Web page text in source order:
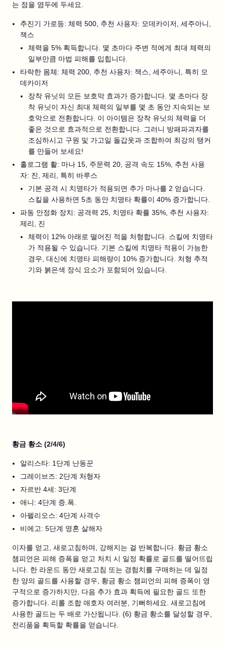
는 점을 염두에 두세요.
추진기 가로등: 체력 500, 추천 사용자: 모데카이저, 세주아니,
잭스
체력을 5% 획득합니다. 몇 초마다 주변 적에게 최대 체력의
일부만큼 마법 피해를 입힙니다.
타락한 몸체: 체력 200, 추천 사용자: 잭스, 세주아니, 특히 모
데카이저
장착 유닛의 모든 보호막 효과가 증가합니다. 몇 초마다 장
착 유닛이 자신 최대 체력의 일부를 몇 초 동안 지속되는 보
호막으로 전환합니다. 이 아이템은 장착 유닛의 체력을 더
좋은 것으로 효과적으로 전환합니다. 그러니 방패파괴자를
조심하시고 구원 및 가고일 돌갑옷과 조합하여 최강의 탱커
를 만들어 보세요!
홀로그램 활: 마나 15, 주문력 20, 공격 속도 15%, 추천 사용
자: 진, 제리, 특히 바루스
기본 공격 시 치명타가 적용되면 추가 마나를 2 얻습니다.
스킬을 사용하면 5초 동안 치명타 확률이 40% 증가합니다.
파동 안정화 장치: 공격력 25, 치명타 확률 35%, 추천 사용자:
제리, 진
체력이 12% 아래로 떨어진 적을 처형합니다. 스킬에 치명타
가 적용될 수 있습니다. 기본 스킬에 치명타 적용이 가능한
경우, 대신에 치명타 피해량이 10% 증가합니다. 처형 추적
기와 붉은색 장식 요소가 포함되어 있습니다.
황금 황소 (2/4/6)
알리스타: 1단계 난동꾼
그레이브즈: 2단계 처형자
자르반 4세: 3단계
애니: 4단계 증.폭.
아펠리오스: 4단계 사격수
비에고: 5단계 영혼 살해자
이자를 얻고, 새로고침하며, 강해지는 걸 반복합니다. 황금 황소
챔피언은 피해 증폭을 얻고 처치 시 일정 확률로 골드를 떨어뜨립
니다. 한 라운드 동안 새로고침 또는 경험치를 구매하는 데 일정
한 양의 골드를 사용할 경우, 황금 황소 챔피언의 피해 증폭이 영
구적으로 증가하지만, 다음 추가 효과 획득에 필요한 골드 또한
증가합니다. 리롤 조합 애호자 여러분, 기뻐하세요. 새로고침에
사용한 골드는 두 배로 가산됩니다. (6) 황금 황소를 달성할 경우,
전리품을 획득할 확률을 얻습니다.